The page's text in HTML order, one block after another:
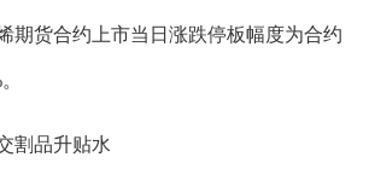
期货合约上市当日涨跌停板幅度为合约
品升贴水